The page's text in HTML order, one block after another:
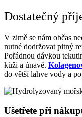
Dostatečný
V zimě se nám občas
nutné dodržovat pitný
Pořádnou dávkou
kůži a únavě.
do větší lahve vody a
Ušetřete při